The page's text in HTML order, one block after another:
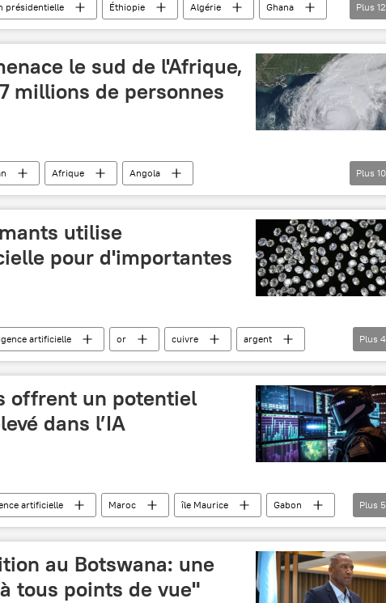
présidentielle Éthiopie Algérie
Ghana
Mozambique Tunisie Rwanda
Mauritanie
Afrique subsaharienne
Plus 12
le sud de l'Afrique,
millions de personnes
Afrique
Angola
Malawi Mozambique
Tanzanie
Plus 10
utilise
pour d'importantes
artificielle or cuivre
argent
Afrique subsaharienne
Plus 4
offrent un potentiel
dans l’IA
artificielle Maroc île Maurice
Gabon
Sénégal Égypte
Plus 5
au Botswana: une
tous points de vue"